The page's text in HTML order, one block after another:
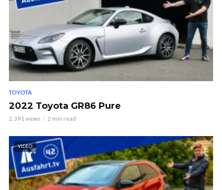
TOYOTA
2022 Toyota GR86 Pure
2.391 views 2 min read
VIDEO